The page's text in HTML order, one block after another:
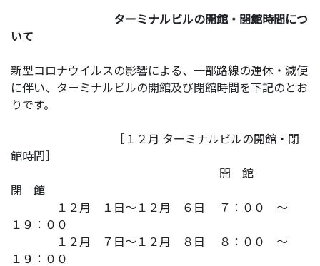
ターミナルビルの開館・閉館時間につ
いて
新型コロナウイルスの影響による、一部路線の運休・減便
に伴い、ターミナルビルの開館及び閉館時間を下記のとお
りです。
［１２月 ターミナルビルの開館・閉
館時間］
開 館
閉 館
１２月 １日～１２月 ６日 ７：００ ～
１９：００
１２月 ７日～１２月 ８日 ８：００ ～
１９：００